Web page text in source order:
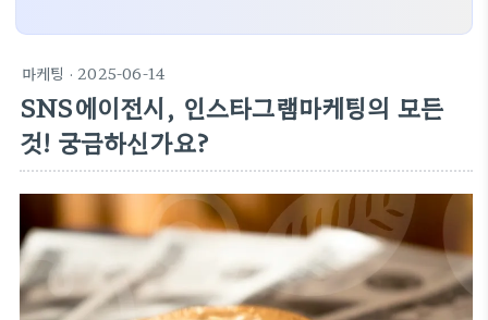
마케팅 · 2025-06-14
SNS에이전시, 인스타그램마케팅의 모든
것! 궁금하신가요?